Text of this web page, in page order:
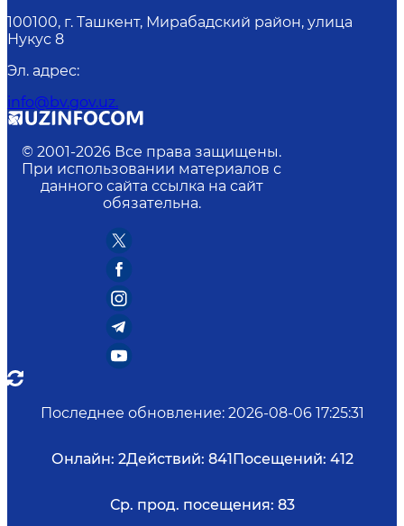
100100, г. Ташкент, Мирабадский район, улица
Нукус 8
Эл. адрес:
info@bv.gov.uz.
© 2001-2026 Все права защищены.
При использовании материалов с
данного сайта ссылка на сайт
обязательна.
Последнее обновление: 2026-08-06 17:25:31
Онлайн: 2Действий: 841Посещений: 412
Ср. прод. посещения: 83